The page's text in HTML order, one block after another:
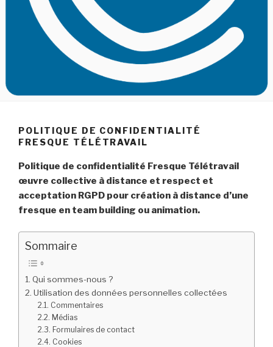
POLITIQUE DE CONFIDENTIALITÉ
FRESQUE TÉLÉTRAVAIL
Politique de confidentialité Fresque Télétravail
œuvre collective à distance et respect et
acceptation RGPD pour création à distance d’une
fresque en team building ou animation.
Sommaire
Qui sommes-nous ?
Utilisation des données personnelles collectées
Commentaires
Médias
Formulaires de contact
Cookies